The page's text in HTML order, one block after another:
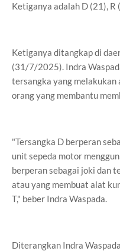
Ketiganya adalah D (21), R
Ketiganya ditangkap di
(31/7/2025). Indra
tersangka yang melakukan
orang yang membantu
"Tersangka D berperan
unit sepeda motor
berperan sebagai joki dan
atau yang membuat alat
T," beber Indra Waspada.
Diterangkan Indra